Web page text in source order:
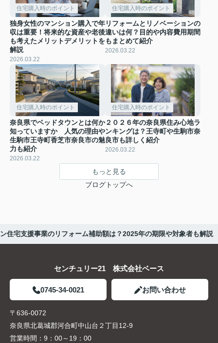
住宅購入時のポイント
独身女性のマンション購入で年
収は重要！将来的な資産や老後
も考えたメリットデメリットを
解説
2026.03.22
住宅購入時のポイント
リフォームとリノベーションの
違いは何？目的や内容費用期間
もまとめて紹介
2026.03.22
住宅購入時のポイント
奈良県でベッドタウンとは何か
知っていますか 人気の理由や
生駒市王寺町香芝市奈良市の魅
力も紹介
2026.03.22
住宅購入時のポイント
２０２６年の奈良県住み心地ラ
ンキングは？王寺町や生駒市奈
良市も詳しく紹介
2026.03.22
もっと見る
ブログトップへ
住宅支援事業のリフォーム補助額は？2025年の期限や対象者も解説
センチュリー21 株式会社ベース
0745-34-0021 お問い合わせ
〒636-0072
奈良県北葛城郡河合町中山台２丁目12-9
営業時間： 9：00～19：00